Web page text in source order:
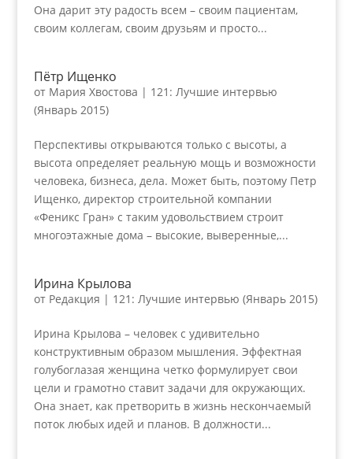
Она дарит эту радость всем – своим пациентам,
своим коллегам, своим друзьям и просто...
Пётр Ищенко
от Мария Хвостова | 121: Лучшие интервью
(Январь 2015)
Перспективы открываются только с высоты, а
высота определяет реальную мощь и возможности
человека, бизнеса, дела. Может быть, поэтому Петр
Ищенко, директор строительной компании
«Феникс Гран» с таким удовольствием строит
многоэтажные дома – высокие, выверенные,...
Ирина Крылова
от Редакция | 121: Лучшие интервью (Январь 2015)
Ирина Крылова – человек с удивительно
конструктивным образом мышления. Эффектная
голубоглазая женщина четко формулирует свои
цели и грамотно ставит задачи для окружающих.
Она знает, как претворить в жизнь нескончаемый
поток любых идей и планов. В должности...